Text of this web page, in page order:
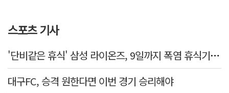
스포츠 기사
'단비같은 휴식' 삼성 라이온즈, 9일까지 폭염 휴식기에 재정비
대구FC, 승격 원한다면 이번 경기 승리해야